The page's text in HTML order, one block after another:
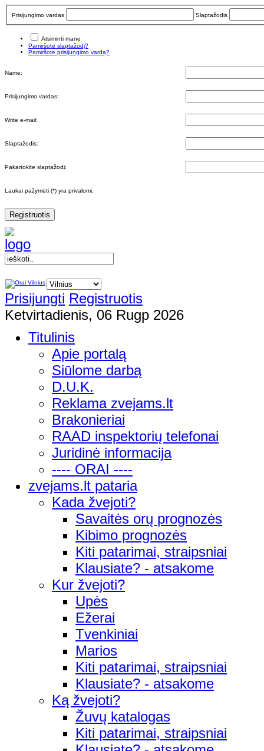
Prisijungimo vardas Slaptažodis
Atsiminti mane
Pamiršote slaptažodį?
Pamiršote prisijungimo vardą?
Name:
Prisijungimo vardas:
Write e-mail:
Slaptažodis:
Pakartokite slaptažodį:
Laukai pažymėti (*) yra privalomi.
Registruotis
Prisijungti Registruotis
Ketvirtadienis, 06 Rugp 2026
Titulinis
Apie portalą
Siūlome darbą
D.U.K.
Reklama zvejams.lt
Brakonieriai
RAAD inspektorių telefonai
Juridinė informacija
---- ORAI ----
zvejams.lt pataria
Kada žvejoti?
Savaitės orų prognozės
Kibimo prognozės
Kiti patarimai, straipsniai
Klausiate? - atsakome
Kur žvejoti?
Upės
Ežerai
Tvenkiniai
Marios
Kiti patarimai, straipsniai
Klausiate? - atsakome
Ką žvejoti?
Žuvų katalogas
Kiti patarimai, straipsniai